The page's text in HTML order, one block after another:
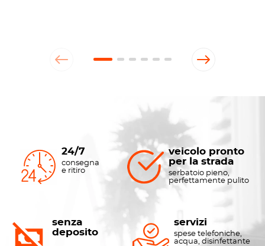
24/7
consegna
e ritiro
veicolo pronto
per la strada
serbatoio pieno,
perfettamente pulito
senza
deposito
servizi
spese telefoniche,
acqua, disinfettante